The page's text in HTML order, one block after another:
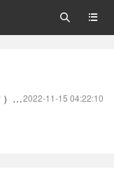


2022-11-15 04:22:10